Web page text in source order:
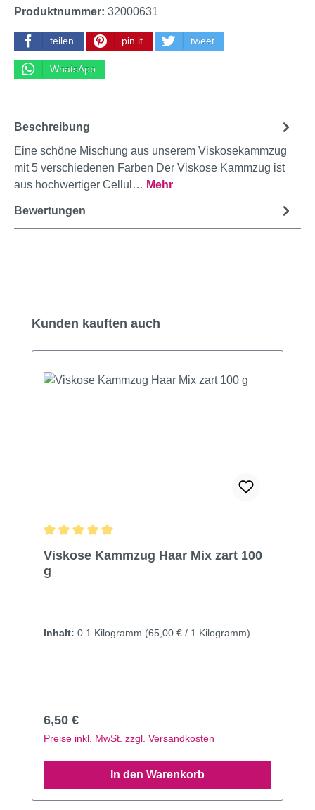
Produktnummer: 32000631
teilen pin it tweet
WhatsApp
Beschreibung
Eine schöne Mischung aus unserem Viskosekammzug
mit 5 verschiedenen Farben Der Viskose Kammzug ist
aus hochwertiger Cellul… Mehr
Bewertungen
Produktgalerie überspringen
Kunden kauften auch
Viskose Kammzug Haar Mix zart 100
g
Inhalt: 0.1 Kilogramm (65,00 € / 1 Kilogramm)
Regulärer Preis:
6,50 €
Preise inkl. MwSt. zzgl. Versandkosten
In den Warenkorb